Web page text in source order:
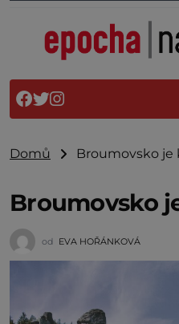
Domů Broumovsko je
Broumovsko
od EVA HOŘÁNKOVÁ